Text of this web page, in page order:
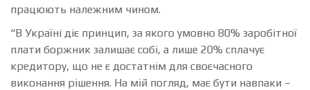
працюють належним чином.
“В Україні діє принцип, за якого умовно 80% заробітної
плати боржник залишає собі, а лише 20% сплачує
кредитору, що не є достатнім для своєчасного
виконання рішення. На мій погляд, має бути навпаки –